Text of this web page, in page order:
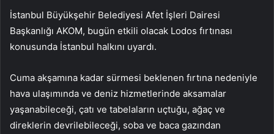
İstanbul Büyükşehir Belediyesi Afet İşleri Dairesi
Başkanlığı AKOM, bugün etkili olacak Lodos fırtınası
konusunda İstanbul halkını uyardı.
Cuma akşamına kadar sürmesi beklenen fırtına nedeniyle
hava ulaşımında ve deniz hizmetlerinde aksamalar
yaşanabileceği, çatı ve tabelaların uçtuğu, ağaç ve
direklerin devrilebileceği, soba ve baca gazından